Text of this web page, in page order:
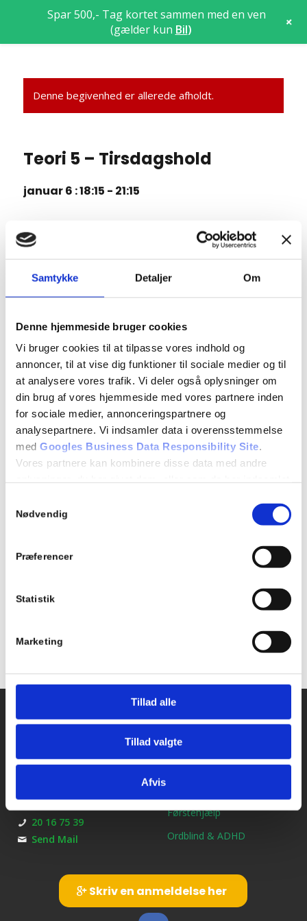
Samtykke Detaljer Om
Denne hjemmeside bruger cookies
Vi bruger cookies til at tilpasse vores indhold og
annoncer, til at vise dig funktioner til sociale medier og til
at analysere vores trafik. Vi deler også oplysninger om
din brug af vores hjemmeside med vores partnere inden
for sociale medier, annonceringspartnere og
analysepartnere. Vi indsamler data i overensstemmelse
med Googles Business Data Responsibility Site.
Vores partnere kan kombinere disse data med andre
Se Cookie & Privatlivspolitik
Nødvendig
Præferencer
Statistik
Marketing
Tillad alle
Tillad valgte
Afvis
Denne begivenhed er allerede afholdt.
Teori 5 – Tirsdagshold
januar 6 : 18:15 - 21:15
Teori 5 lektion 24, 25 og 26 (3 x 45 = 135 min)
Manøvrer på vej
7.11 Fremkørsel mod vejkryds
EVALUERENDE EMNEPRØVE
Detaljer
Dato:
januar 6
Tidspunkt:
18:15 - 21:15
Teori 5 - tirsdagshold
Kontakt os
Brøndbyvestervej 25
CVR: 39145413
20 16 75 39
Send Mail
Ydelser
Bil kørekort
MC kørekort
Førstehjælp
Ordblind & ADHD
Skriv en anmeldelse her
Spar 500,- Tag kortet sammen med en ven
(gælder kun Bil) +